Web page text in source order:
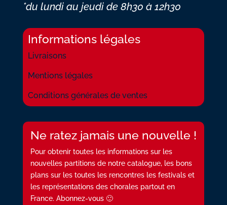
*du lundi au jeudi de 8h30 à 12h30
Informations légales
Livraisons
Mentions légales
Conditions générales de ventes
Ne ratez jamais une nouvelle !
Pour obtenir toutes les informations sur les
nouvelles partitions de notre catalogue, les bons
plans sur les toutes les rencontres les festivals et
les représentations des chorales partout en
France. Abonnez-vous 🙂